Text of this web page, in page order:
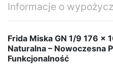
Informacje o
Frida Miska GN 1/9 176 x
Naturalna – Nowoczesna
Funkcjonalność